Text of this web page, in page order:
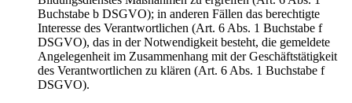
Buchstabe b DSGVO); in anderen Fällen das berechtigte
Interesse des Verantwortlichen (Art. 6 Abs. 1 Buchstabe f
DSGVO), das in der Notwendigkeit besteht, die gemeldete
Angelegenheit im Zusammenhang mit der Geschäftstätigkeit
des Verantwortlichen zu klären (Art. 6 Abs. 1 Buchstabe f
DSGVO).